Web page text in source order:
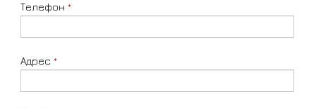
Телефон *
Адрес *